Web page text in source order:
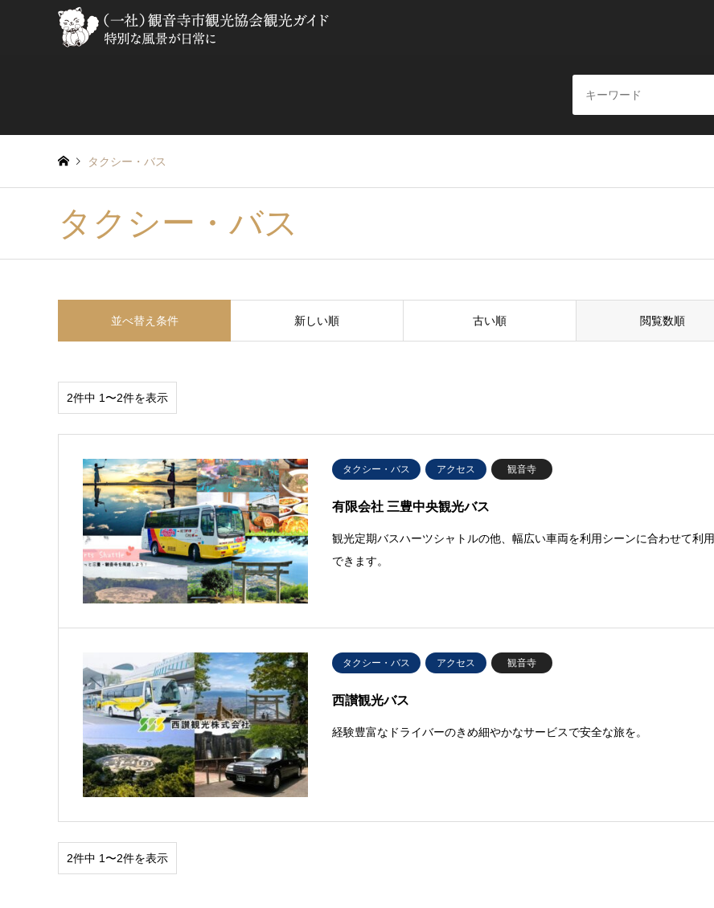
タクシー・バス
タクシー・バス
並べ替え条件 新しい順 古い順 閲覧数順
2件中 1〜2件を表示
タクシー・バス アクセス 観音寺
有限会社 三豊中央観光バス
観光定期バスハーツシャトルの他、幅広い車両を利用シーンに合わせて利用
できます。
タクシー・バス アクセス 観音寺
西讃観光バス
経験豊富なドライバーのきめ細やかなサービスで安全な旅を。
2件中 1〜2件を表示